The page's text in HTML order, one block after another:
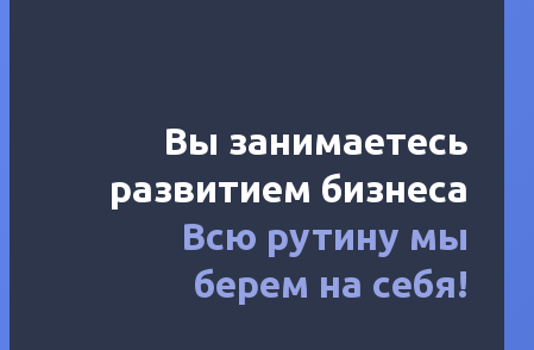
Вы занимаетесь
развитием бизнеса
Всю рутину мы
берем на себя!